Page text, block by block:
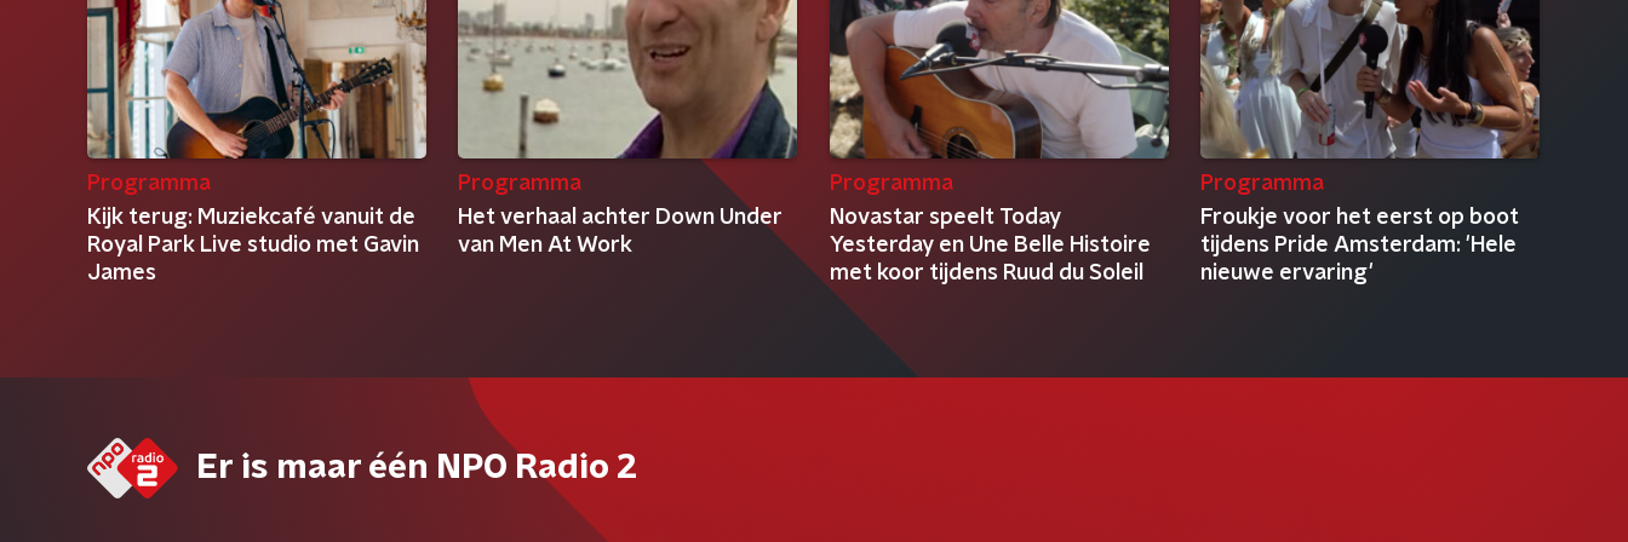
Programma
Kijk terug: Muziekcafé vanuit de
Royal Park Live studio met Gavin
James
Programma
Het verhaal achter Down Under
van Men At Work
Programma
Novastar speelt Today
Yesterday en Une Belle Histoire
met koor tijdens Ruud du Soleil
Programma
Froukje voor het eerst op boot
tijdens Pride Amsterdam: 'Hele
nieuwe ervaring'
Er is maar één NPO Radio 2